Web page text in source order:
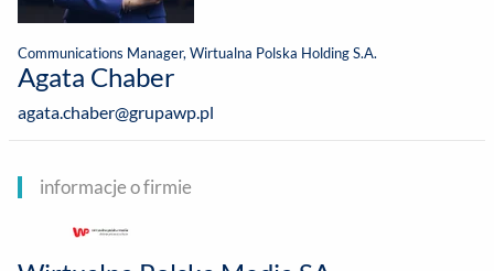
Communications Manager, Wirtualna Polska Holding S.A.
Agata Chaber
agata.chaber@grupawp.pl
informacje o firmie